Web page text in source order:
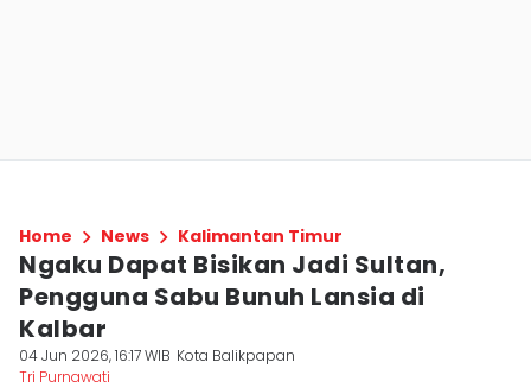
Home News Kalimantan Timur
Ngaku Dapat Bisikan Jadi Sultan,
Pengguna Sabu Bunuh Lansia di
Kalbar
04 Jun 2026, 16:17 WIB Kota Balikpapan
Tri Purnawati